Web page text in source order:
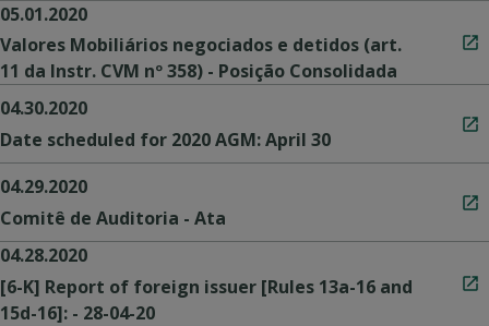
05.01.2020
Valores Mobiliários negociados e detidos (art.
11 da Instr. CVM nº 358) - Posição Consolidada
04.30.2020
Date scheduled for 2020 AGM: April 30
04.29.2020
Comitê de Auditoria - Ata
04.28.2020
[6-K] Report of foreign issuer [Rules 13a-16 and
15d-16]: - 28-04-20